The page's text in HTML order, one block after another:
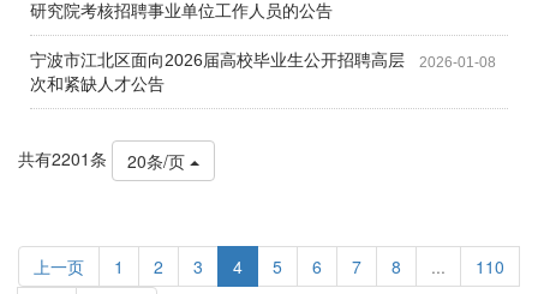
研究院考核招聘事业单位工作人员的公告
2026-01-08
宁波市江北区面向2026届高校毕业生公开招聘高层
次和紧缺人才公告
共有2201条 20条/页
上一页 1 2 3 4 5 6 7 8 ...
110